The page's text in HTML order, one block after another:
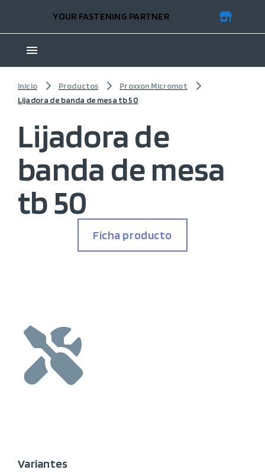
YOUR FASTENING PARTNER
Inicio Productos
Proxxon Micromot
Lijadora de banda de mesa tb 50
Lijadora de
banda de mesa
tb 50
Ficha producto
Variantes